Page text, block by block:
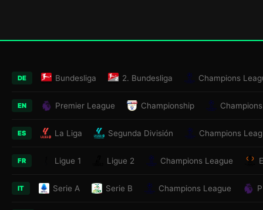
DE Bundesliga 2. Bundesliga Champions
EN Premier League Championship
ES La Liga Segunda División Champions
FR Ligue 1 Ligue 2 Champions League
IT Serie A Serie B Champions League